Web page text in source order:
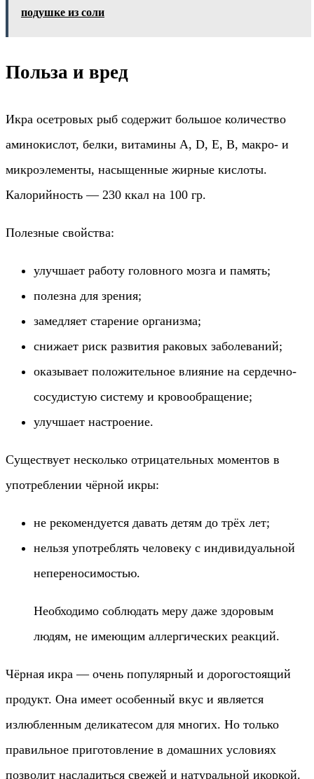
подушке из соли
Польза и вред
Икра осетровых рыб содержит большое количество
аминокислот, белки, витамины А, D, Е, В, макро- и
микроэлементы, насыщенные жирные кислоты.
Калорийность — 230 ккал на 100 гр.
Полезные свойства:
улучшает работу головного мозга и память;
полезна для зрения;
замедляет старение организма;
снижает риск развития раковых заболеваний;
оказывает положительное влияние на сердечно-
сосудистую систему и кровообращение;
улучшает настроение.
Существует несколько отрицательных моментов в
употреблении чёрной икры:
не рекомендуется давать детям до трёх лет;
нельзя употреблять человеку с индивидуальной
непереносимостью.
Необходимо соблюдать меру даже здоровым
людям, не имеющим аллергических реакций.
Чёрная икра — очень популярный и дорогостоящий
продукт. Она имеет особенный вкус и является
излюбленным деликатесом для многих. Но только
правильное приготовление в домашних условиях
позволит насладиться свежей и натуральной икоркой.